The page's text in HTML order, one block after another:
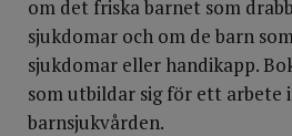
om det friska barnet som
sjukdomar och om de barn
sjukdomar eller handikapp.
som utbildar sig för ett arbete
barnsjukvården.